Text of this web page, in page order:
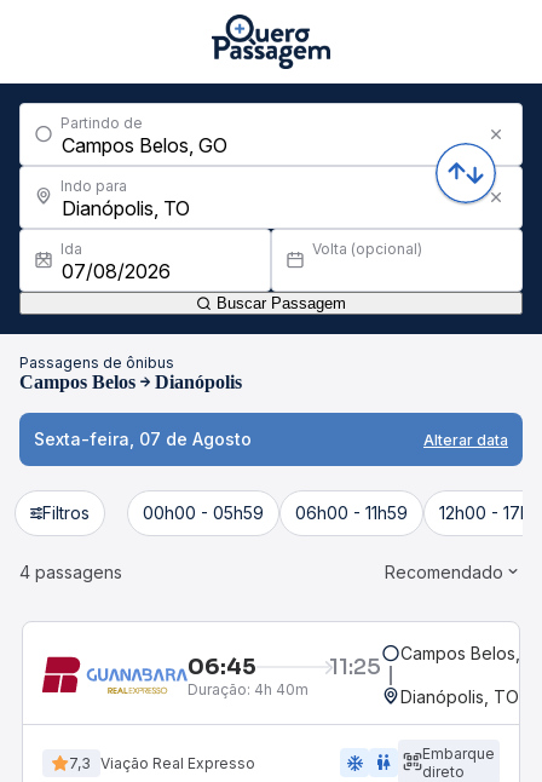
Partindo de
Indo para
Ida Volta (opcional)
Buscar Passagem
Passagens de ônibus
Campos Belos Dianópolis
Sexta-feira, 07 de Agosto Alterar data
Filtros 00h00 - 05h59 06h00 - 11h59 12h00 -
4 passagens Recomendado
06:45 11:25
Duração: 4h 40m
Campos Belos,
Dianópolis, TO
7,3 Viação Real Expresso ac_unit wc
Embarque
direto